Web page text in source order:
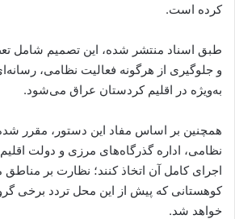
کرده است.
طبق اسناد منتشر شده، این تصمیم شامل
و جلوگیری از هرگونه فعالیت نظامی،
به‌ویژه در اقلیم کردستان عراق می‌شود.
همچنین بر اساس مفاد این دستور، مقرر شده
نظامی، اداره گذرگاه‌های مرزی و دولت اقلیم،
اجرای کامل آن اتخاذ کنند؛ نظارت بر
کوهستانی که پیش از این محل تردد برخی
خواهد شد.